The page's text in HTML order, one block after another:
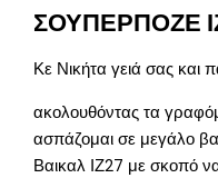
ΣΟΥΠΕΡΠΟΖΕ
Κε Νικήτα γειά σας και
ακολουθόντας τα
ασπάζομαι σε μεγάλο
Βαικαλ ΙΖ27 με σκοπό